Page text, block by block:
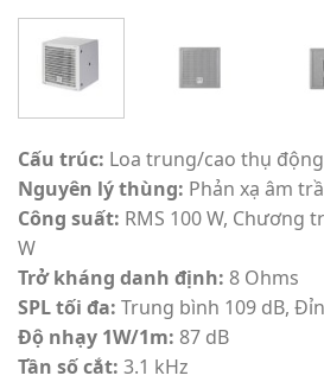
Cấu trúc: Loa trung/cao thụ
Nguyên lý thùng: Phản xạ âm
Công suất: RMS 100 W, Chương
W
Trở kháng danh định: 8 Ohms
SPL tối đa: Trung bình 109 dB,
Độ nhạy 1W/1m: 87 dB
Tần số cắt: 3.1 kHz